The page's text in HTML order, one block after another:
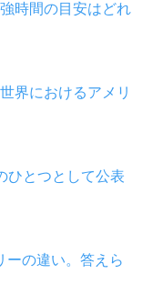
時間の目安はどれ
界におけるアメリ
ひとつとして公表
ーの違い。答えら